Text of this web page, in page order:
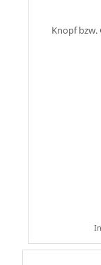
Knopf bzw.